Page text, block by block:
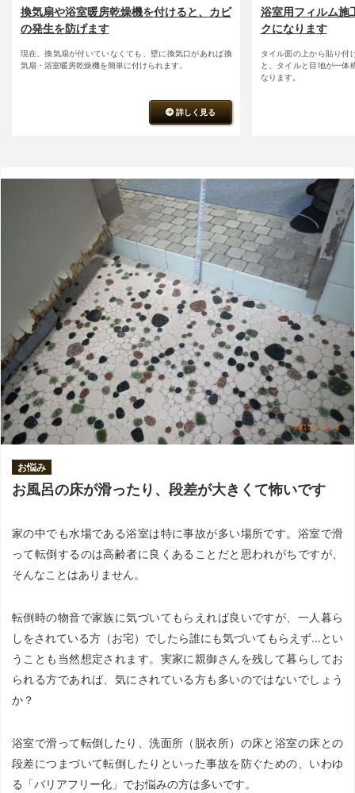
換気扇や浴室暖房乾燥機を付けると、カビ
の発生を防げます
現在、換気扇が付いていなくても、壁に換気口があれば換
気扇・浴室暖房乾燥機を簡単に付けられます。
詳しく見る
浴室用フィルム施
クになります
タイル面の上から貼り付
と、タイルと目地が一体
なります。
お悩み
お風呂の床が滑ったり、段差が大きくて怖いです
家の中でも水場である浴室は特に事故が多い場所です。浴室で滑
って転倒するのは高齢者に良くあることだと思われがちですが、
そんなことはありません。
転倒時の物音で家族に気づいてもらえれば良いですが、一人暮ら
しをされている方（お宅）でしたら誰にも気づいてもらえず...とい
うことも当然想定されます。実家に親御さんを残して暮らしてお
られる方であれば、気にされている方も多いのではないでしょう
か？
浴室で滑って転倒したり、洗面所（脱衣所）の床と浴室の床との
段差につまづいて転倒したりといった事故を防ぐための、いわゆ
る「バリアフリー化」でお悩みの方は多いです。